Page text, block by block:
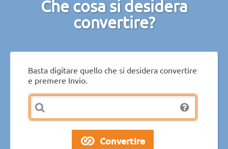
Che cosa si desidera
convertire?
Basta digitare quello che si desidera convertire
e premere Invio.